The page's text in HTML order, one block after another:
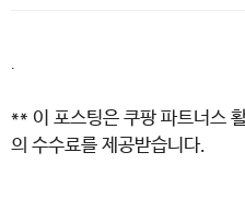
.
** 이 포스팅은 쿠팡 파트너스
의 수수료를 제공받습니다.